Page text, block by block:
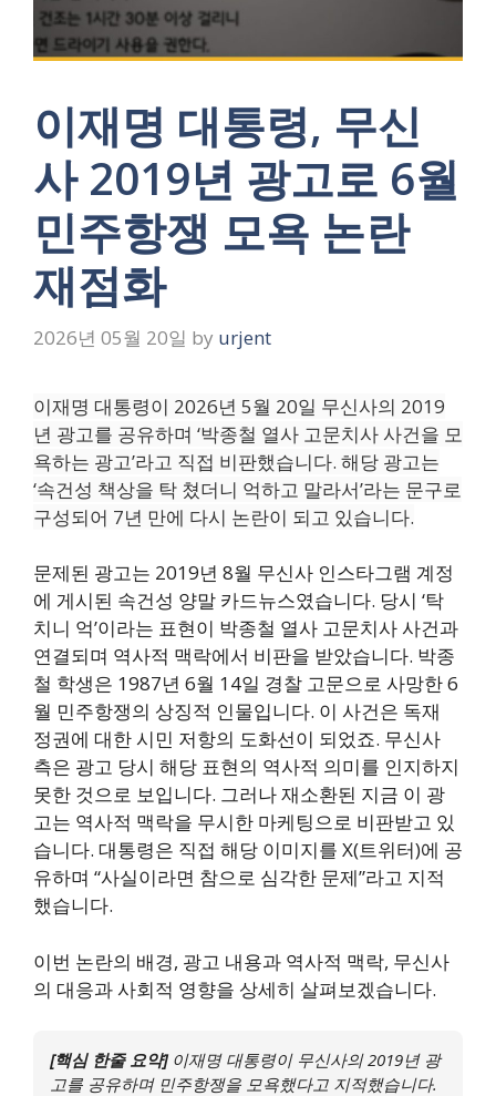
이재명 대통령, 무신
사 2019년 광고로 6월
민주항쟁 모욕 논란
재점화
2026년 05월 20일 by urjent
이재명 대통령이 2026년 5월 20일 무신사의 2019
년 광고를 공유하며 ‘박종철 열사 고문치사 사건을 모
욕하는 광고’라고 직접 비판했습니다. 해당 광고는
‘속건성 책상을 탁 쳤더니 억하고 말라서’라는 문구로
구성되어 7년 만에 다시 논란이 되고 있습니다.
문제된 광고는 2019년 8월 무신사 인스타그램 계정
에 게시된 속건성 양말 카드뉴스였습니다. 당시 ‘탁
치니 억’이라는 표현이 박종철 열사 고문치사 사건과
연결되며 역사적 맥락에서 비판을 받았습니다. 박종
철 학생은 1987년 6월 14일 경찰 고문으로 사망한 6
월 민주항쟁의 상징적 인물입니다. 이 사건은 독재
정권에 대한 시민 저항의 도화선이 되었죠. 무신사
측은 광고 당시 해당 표현의 역사적 의미를 인지하지
못한 것으로 보입니다. 그러나 재소환된 지금 이 광
고는 역사적 맥락을 무시한 마케팅으로 비판받고 있
습니다. 대통령은 직접 해당 이미지를 X(트위터)에 공
유하며 “사실이라면 참으로 심각한 문제”라고 지적
했습니다.
이번 논란의 배경, 광고 내용과 역사적 맥락, 무신사
의 대응과 사회적 영향을 상세히 살펴보겠습니다.
[핵심 한줄 요약]이재명 대통령이 무신사의 2019년 광
고를 공유하며 민주항쟁을 모욕했다고 지적했습니다.